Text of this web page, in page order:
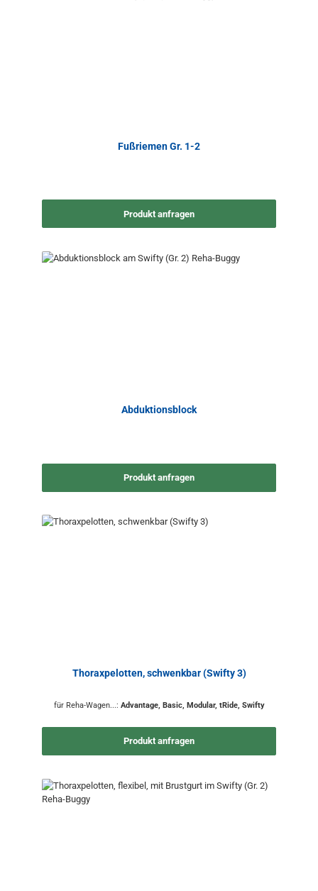
Fußriemen Gr. 1-2
Produkt anfragen
Abduktionsblock
Produkt anfragen
Thoraxpelotten, schwenkbar (Swifty 3)
für Reha-Wagen...: Advantage, Basic, Modular, tRide, Swifty
Produkt anfragen